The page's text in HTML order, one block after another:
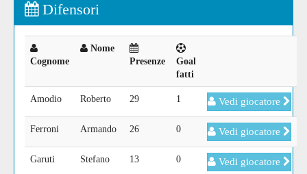
Difensori
Cognome
Nome
Presenze
Goal
fatti
Amodio Roberto 29 1 Vedi giocatore
Ferroni Armando 26 0 Vedi giocatore
Garuti Stefano 13 0 Vedi giocatore